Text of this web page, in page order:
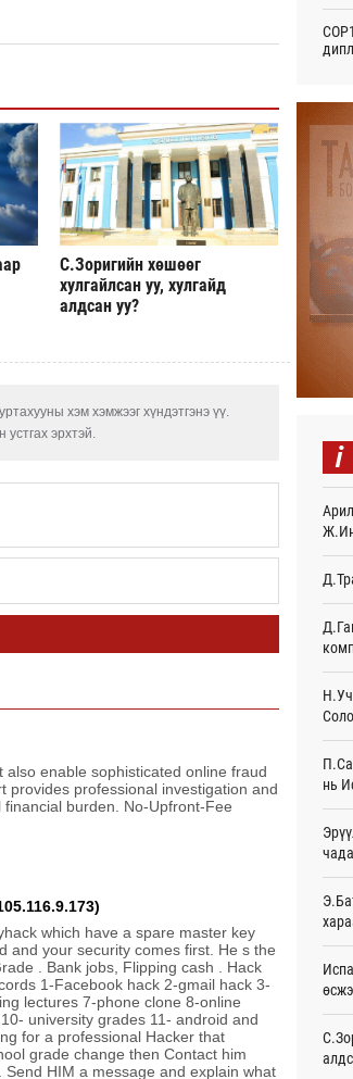
С.Зоригийн хөшөөг
хулгайлсан уу, хулгайд
алдсан уу?
хэм хэмжээг хүндэтгэнэ үү.
устгах эрхтэй.
enable sophisticated online fraud
provides professional investigation and
burden. No-Upfront-Fee
which have a spare master key
and your security comes first. He s the
. Bank jobs, Flipping cash . Hack
1-Facebook hack 2-gmail hack 3-
lectures 7-phone clone 8-online
university grades 11- android and
for a professional Hacker that
grade change then Contact him
HIM a message and explain what
i
нь